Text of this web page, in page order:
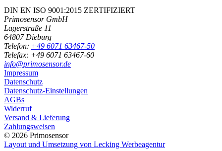
DIN EN ISO 9001:2015 ZERTIFIZIERT
Primosensor GmbH
Lagerstraße 11
64807 Dieburg
Telefon: +49 6071 63467-50
Telefax: +49 6071 63467-60
info@primosensor.de
Impressum
Datenschutz
Datenschutz-Einstellungen
AGBs
Widerruf
Versand & Lieferung
Zahlungsweisen
© 2026 Primosensor
Layout und Umsetzung von Lecking Werbeagentur